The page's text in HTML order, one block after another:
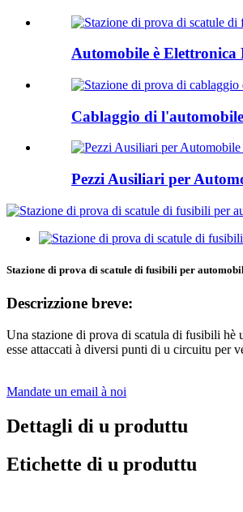
Automobile è Elettronica
Cablaggio di
Pezzi Ausiliari per
Stazione di prova di scatule di fusibili per
Descrizzione breve:
Una stazione di prova di scatula di fusibili
esse attaccati à diversi punti di u circuitu per
Mandate un email à noi
Dettagli di u produttu
Etichette di u produttu